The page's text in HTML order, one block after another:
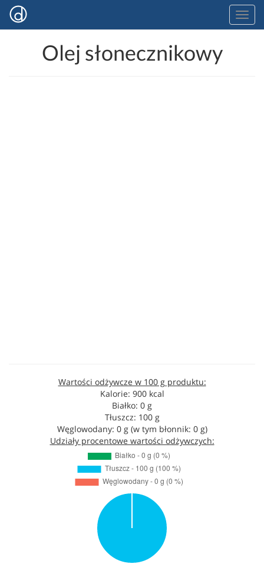
Olej słonecznikowy
Wartości odżywcze w 100 g produktu:
Kalorie: 900 kcal
Białko: 0 g
Tłuszcz: 100 g
Węglowodany: 0 g (w tym błonnik: 0 g)
Udziały procentowe wartości odżywczych: